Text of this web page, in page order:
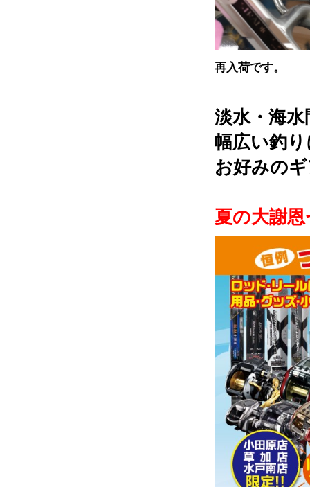
再入荷です。
淡水・海
幅広い釣
お好みの
夏の大謝